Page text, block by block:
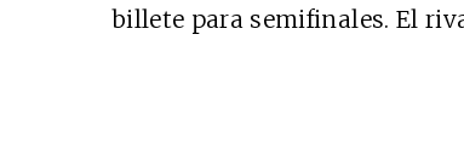
billete para semifinales. El